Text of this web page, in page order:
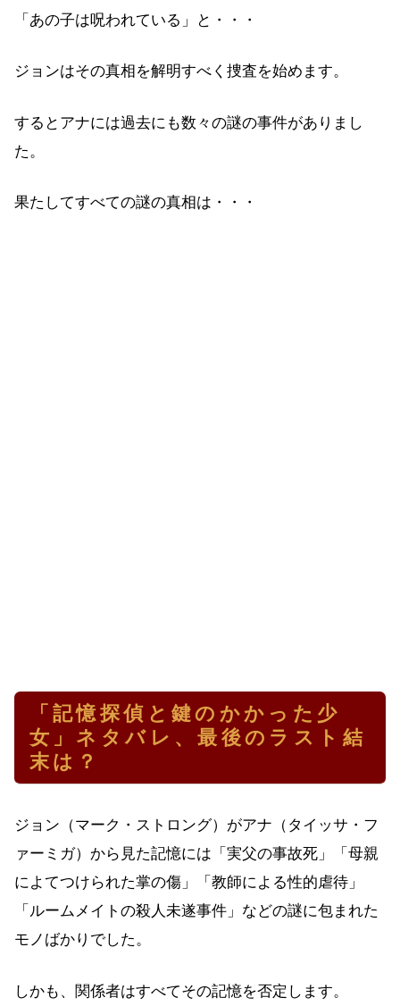
「あの子は呪われている」と・・・
ジョンはその真相を解明すべく捜査を始めます。
するとアナには過去にも数々の謎の事件がありまし
た。
果たしてすべての謎の真相は・・・
「記憶探偵と鍵のかかった少
女」ネタバレ、最後のラスト結
末は？
ジョン（マーク・ストロング）がアナ（タイッサ・フ
ァーミガ）から見た記憶には「実父の事故死」「母親
によてつけられた掌の傷」「教師による性的虐待」
「ルームメイトの殺人未遂事件」などの謎に包まれた
モノばかりでした。
しかも、関係者はすべてその記憶を否定します。